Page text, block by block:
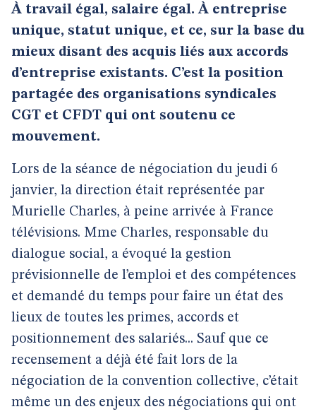
À travail égal, salaire égal. À entreprise
unique, statut unique, et ce, sur la base du
mieux disant des acquis liés aux accords
d’entreprise existants. C’est la position
partagée des organisations syndicales
CGT et CFDT qui ont soutenu ce
mouvement.
Lors de la séance de négociation du jeudi 6
janvier, la direction était représentée par
Murielle Charles, à peine arrivée à France
télévisions. Mme Charles, responsable du
dialogue social, a évoqué la gestion
prévisionnelle de l’emploi et des compétences
et demandé du temps pour faire un état des
lieux de toutes les primes, accords et
positionnement des salariés... Sauf que ce
recensement a déjà été fait lors de la
négociation de la convention collective, c’était
même un des enjeux des négociations qui ont